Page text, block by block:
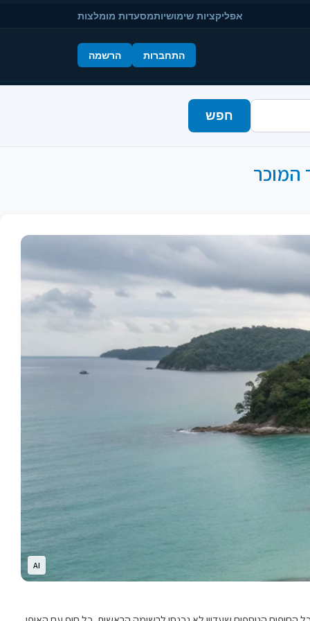
אפליקציות שימושיותמסעדות מומלצות
התחברות הרשמה
חפש
המוכר
AI